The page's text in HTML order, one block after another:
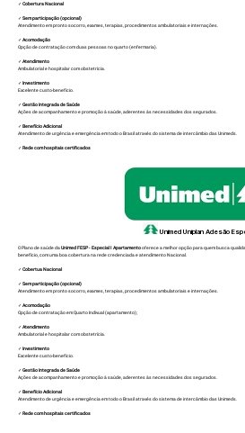
✓ Cobertura Nacional
✓ Sem participação (opcional)
Atendimento em pronto socorro, exames, terapias, procedimentos ambulatoriais e internações.
✓ Acomodação
Opção de contratação com duas pessoas no quarto (enfermaria).
✓ Atendimento
Ambulatorial e hospitalar com obstetrícia.
✓ Investimento
Excelente custo-benefício.
✓ Gestão Integrada de Saúde
Ações de acompanhamento e promoção à saúde, aderentes às necessidades dos segurados.
✓ Benefício Adicional
Atendimento de urgência e emergência em todo o Brasil através do sistema de intercâmbio das Unimeds.
✓ Rede com hospitais certificados
Unimed Uniplan Adesão
O Plano de saúde daUnimed FESP - Especial I Apartamentooferece a melhor opção para quem busca
benefício, com uma boa cobertura na rede credenciada e atendimento Nacional.
✓ Cobertua Nacional
✓ Sem participação (opcional)
Atendimento em pronto socorro, exames, terapias, procedimentos ambulatoriais e internações.
✓ Acomodação
Opção de contratação em Quarto Indivual (apartamento);
✓ Atendimento
Ambulatorial e hospitalar com obstetrícia.
✓ Investimento
Excelente custo-benefício.
✓ Gestão Integrada de Saúde
Ações de acompanhamento e promoção à saúde, aderentes às necessidades dos segurados.
✓ Benefício Adicional
Atendimento de urgência e emergência em todo o Brasil através do sistema de intercâmbio das Unimeds.
✓ Rede com hospitais certificados